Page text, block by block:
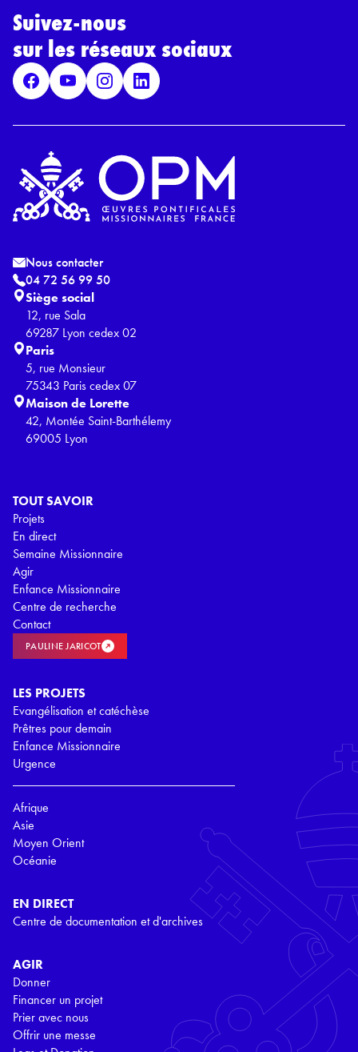
R
P
D
*
Suivez-nous
sur les réseaux sociaux
TOUT SAVOIR
Projets
En direct
Semaine Missionnaire
Agir
Enfance Missionnaire
Centre de recherche
Contact
PAULINE JARICOT
LES PROJETS
Evangélisation et catéchèse
Prêtres pour demain
Enfance Missionnaire
Urgence
Afrique
Asie
Moyen Orient
Océanie
EN DIRECT
Centre de documentation et d'archives
AGIR
Donner
Financer un projet
Prier avec nous
Offrir une messe
Nous contacter
04 72 56 99 50
Siège social
12, rue Sala
69287 Lyon cedex 02
Paris
5, rue Monsieur
75343 Paris cedex 07
Maison de Lorette
42, Montée Saint-Barthélemy
69005 Lyon